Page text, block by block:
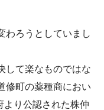
わろうとしていまし
して楽なものではな
修町の薬種商におい
より公認された株仲